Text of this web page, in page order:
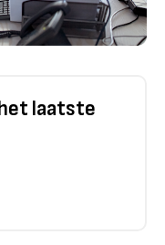
laatste